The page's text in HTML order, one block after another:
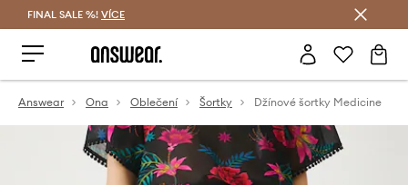
FINAL SALE %! VÍCE
Answear Ona Oblečení Šortky Džínové šortky Medicine